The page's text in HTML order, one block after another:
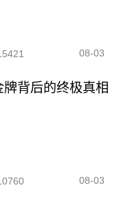
08-03
背后的终极真相
08-03